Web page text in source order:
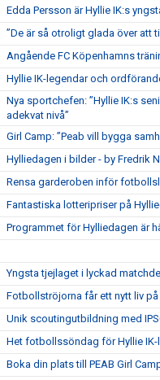
Edda Persson är Hyllie IK:s
”De är så otroligt glada över att
Angående FC Köpenhamns
Hyllie IK-legendar och
Nya sportchefen: ”Hyllie IK:s
adekvat nivå”
Girl Camp: ”Peab vill bygga
Hylliedagen i bilder - by Fredrik
Rensa garderoben inför
Fantastiska lotteripriser på
Programmet för Hylliedagen är
Yngsta tjejlaget i lyckad
Fotbollströjorna får ett nytt liv på
Unik scoutingutbildning med
Het fotbollssöndag för Hyllie
Boka din plats till PEAB Girl